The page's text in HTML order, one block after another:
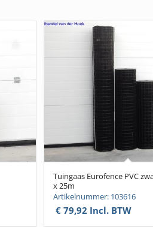
Tuingaas Eurofence PVC
x 25m
Artikelnummer: 103616
€79,92 Incl. BTW